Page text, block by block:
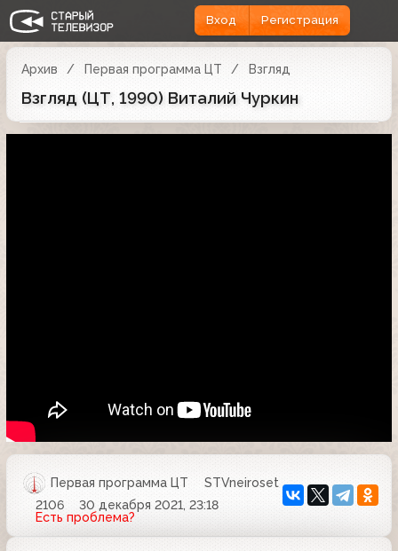
Вход Регистрация
Архив Первая программа ЦТ Взгляд
Взгляд (ЦТ, 1990) Виталий Чуркин
Первая программа ЦТ
STVneiroset
2106
30 декабря 2021, 23:18
Есть проблема?